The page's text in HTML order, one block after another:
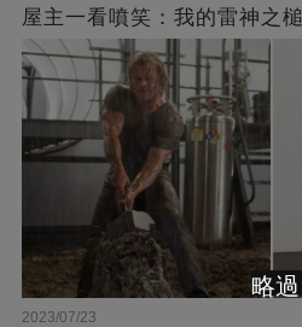
屋主一看噴笑：我的雷神之槌
2023/07/23
略過